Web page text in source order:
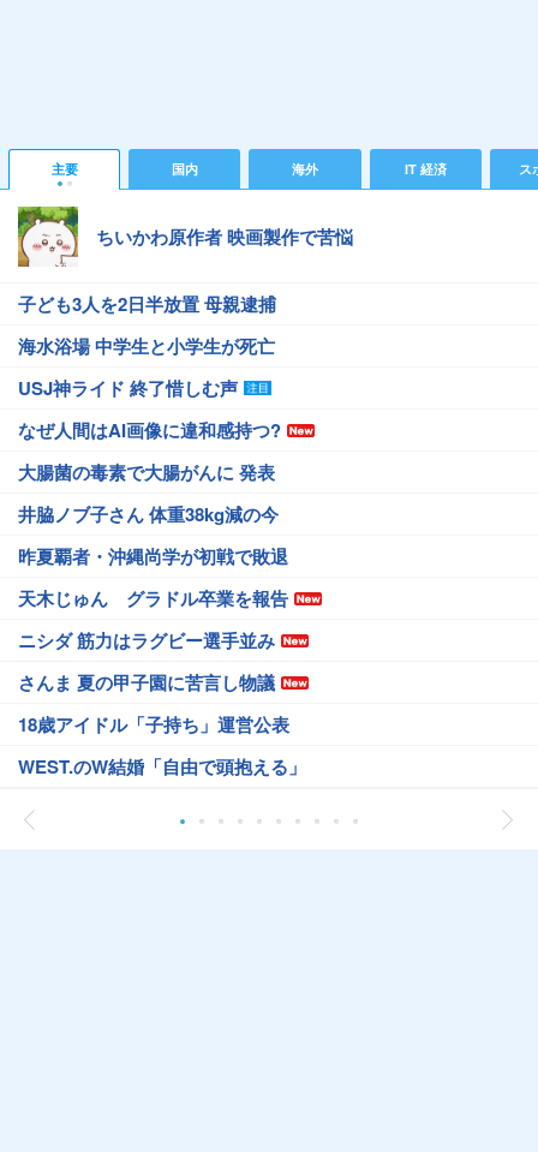
主要 国内 海外 IT 経済 ス
ちいかわ原作者 映画製作で苦悩
子ども3人を2日半放置 母親逮捕
海水浴場 中学生と小学生が死亡
USJ神ライド 終了惜しむ声
なぜ人間はAI画像に違和感持つ?
大腸菌の毒素で大腸がんに 発表
井脇ノブ子さん 体重38kg減の今
昨夏覇者・沖縄尚学が初戦で敗退
天木じゅん グラドル卒業を報告
ニシダ 筋力はラグビー選手並み
さんま 夏の甲子園に苦言し物議
18歳アイドル「子持ち」運営公表
WEST.のW結婚「自由で頭抱える」